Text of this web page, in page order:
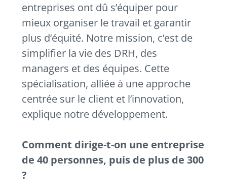
entreprises ont dû s’équiper pour
mieux organiser le travail et garantir
plus d’équité. Notre mission, c’est de
simplifier la vie des DRH, des
managers et des équipes. Cette
spécialisation, alliée à une approche
centrée sur le client et l’innovation,
explique notre développement.
Comment dirige-t-on une entreprise
de 40 personnes, puis de plus de 300
?